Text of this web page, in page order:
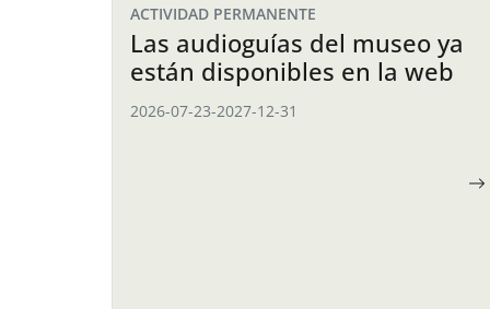
ACTIVIDAD PERMANENTE
Las audioguías del museo ya
están disponibles en la web
2026-07-23-2027-12-31